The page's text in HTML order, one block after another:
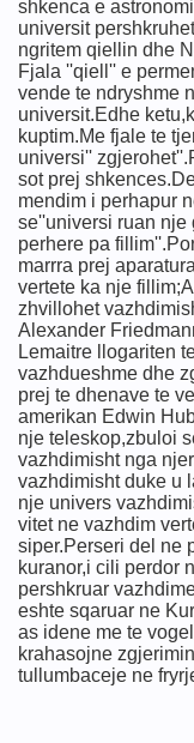
shkenca e
universit
ngritem qiellin dhe
Fjala ''qiell'' e
vende te ndryshme
universit.Edhe
kuptim.Me fjale te
universi''
sot prej
mendim i perhapur
se''universi ruan nje
perhere pa
marrra prej
vertete ka nje
zhvillohet
Alexander
Lemaitre llogariten
vazhdueshme dhe
prej te dhenave te
amerikan Edwin
nje teleskop,zbuloi
vazhdimisht nga
vazhdimisht duke u
nje univers
vitet ne vazhdim
siper.Perseri del ne
kuranor,i cili perdor
pershkruar
eshte sqaruar ne
as idene me te
krahasojne
tullumbaceje ne